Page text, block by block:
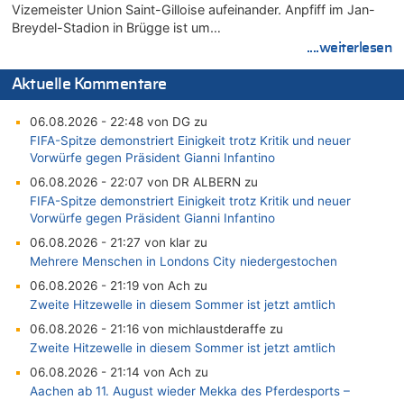
Vizemeister Union Saint-Gilloise aufeinander. Anpfiff im Jan-
Breydel-Stadion in Brügge ist um…
....weiterlesen
Aktuelle Kommentare
06.08.2026 - 22:48 von DG zu
FIFA-Spitze demonstriert Einigkeit trotz Kritik und neuer
Vorwürfe gegen Präsident Gianni Infantino
06.08.2026 - 22:07 von DR ALBERN zu
FIFA-Spitze demonstriert Einigkeit trotz Kritik und neuer
Vorwürfe gegen Präsident Gianni Infantino
06.08.2026 - 21:27 von klar zu
Mehrere Menschen in Londons City niedergestochen
06.08.2026 - 21:19 von Ach zu
Zweite Hitzewelle in diesem Sommer ist jetzt amtlich
06.08.2026 - 21:16 von michlaustderaffe zu
Zweite Hitzewelle in diesem Sommer ist jetzt amtlich
06.08.2026 - 21:14 von Ach zu
Aachen ab 11. August wieder Mekka des Pferdesports –